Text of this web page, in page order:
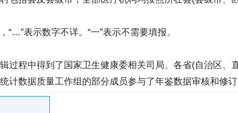
“…”表示数字不详。“一”表示不需要填报。
过程中得到了国家卫生健康委相关司局、各省(自治区、
计数据质量工作组的部分成员参与了年鉴数据审核和修订